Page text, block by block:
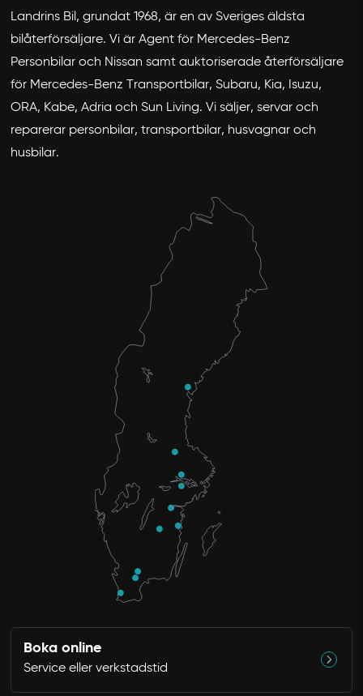
Landrins Bil, grundat 1968, är en av Sveriges äldsta
bilåterförsäljare. Vi är Agent för Mercedes-Benz
Personbilar och Nissan samt auktoriserade återförsäljare
för Mercedes-Benz Transportbilar, Subaru, Kia, Isuzu,
ORA, Kabe, Adria och Sun Living. Vi säljer, servar och
reparerar personbilar, transportbilar, husvagnar och
husbilar.
Boka online
Service eller verkstadstid